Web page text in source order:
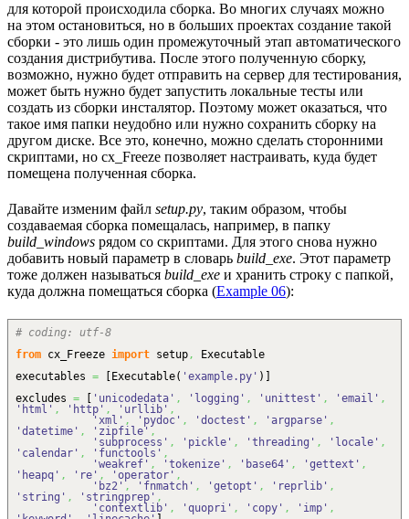
для которой происходила сборка. Во многих случаях можно
на этом остановиться, но в больших проектах создание такой
сборки - это лишь один промежуточный этап автоматического
создания дистрибутива. После этого полученную сборку,
возможно, нужно будет отправить на сервер для тестирования,
может быть нужно будет запустить локальные тесты или
создать из сборки инсталятор. Поэтому может оказаться, что
такое имя папки неудобно или нужно сохранить сборку на
другом диске. Все это, конечно, можно сделать сторонними
скриптами, но cx_Freeze позволяет настраивать, куда будет
помещена полученная сборка.
Давайте изменим файл setup.py, таким образом, чтобы
создаваемая сборка помещалась, например, в папку
build_windows рядом со скриптами. Для этого снова нужно
добавить новый параметр в словарь build_exe. Этот параметр
тоже должен называться build_exe и хранить строку с папкой,
куда должна помещаться сборка (Example 06):
# coding: utf-8
from cx_Freeze import setup,
Executable
executables = Executable( 'example.py' )
excludes = 'unicodedata' , 'logging' , 'unittest' , 'email' ,
'html' , 'http' , 'urllib' ,
'xml' , 'pydoc' , 'doctest' , 'argparse' ,
'datetime' , 'zipfile' ,
'subprocess' , 'pickle' , 'threading' , 'locale' ,
'calendar' , 'functools' ,
'weakref' , 'tokenize' , 'base64' , 'gettext' ,
'heapq' , 're' , 'operator' ,
'bz2' , 'fnmatch' , 'getopt' , 'reprlib' ,
'string' , 'stringprep' ,
'contextlib' , 'quopri' , 'copy' , 'imp' ,